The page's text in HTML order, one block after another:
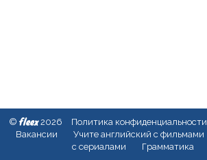
© fleex2026 Политика конфиденциальности
Вакансии
Учите английский с фильмами
с сериалами
Грамматика